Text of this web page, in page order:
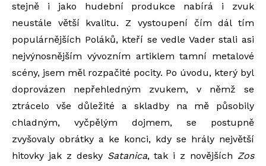
stejně i jako hudební produkce nabírá i zvuk
neustále větší kvalitu. Z vystoupení čím dál tím
populárnějších Poláků, kteří se vedle Vader stali asi
nejvýnosnějším vývozním artiklem tamní metalové
scény, jsem měl rozpačité pocity. Po úvodu, který byl
doprovázen nepřehledným zvukem, v němž se
ztrácelo vše důležité a skladby na mě působily
chladným, vyčpělým dojmem, se postupně
zvyšovaly obrátky a ke konci, kdy se hrály největší
hitovky jak z desky Satanica, tak i z novějších Zos